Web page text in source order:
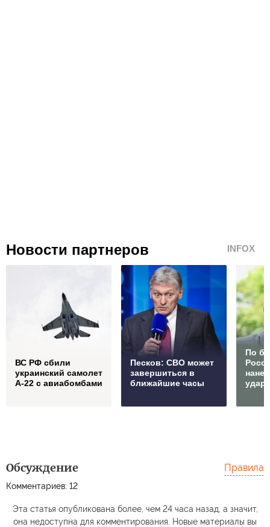
Новости партнеров INFOX
ВС РФ сбили
украинский самолет
А-22 с авиабомбами
Песков: СВО может
завершиться в
ближайшие часы
По
удар
Обсуждение
Комментариев: 12
Правила
Эта статья опубликована более, чем 24 часа назад, а значит,
она недоступна для комментирования. Новые материалы вы